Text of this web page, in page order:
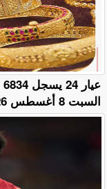
السبت 8 أغسطس 2026